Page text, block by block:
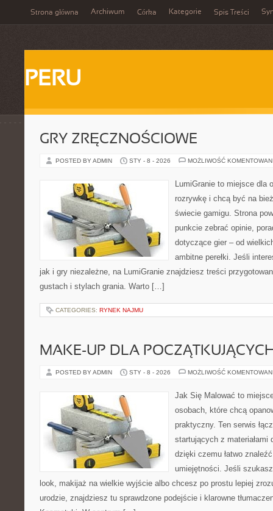
Strona główna Archiwum Córka Kategorie Spis Treści
PERU
GRY ZRĘCZNOŚCIOWE
POSTED BY ADMIN STY - 8 - 2026 MOŻLIWOŚĆ
LumiGranie to miejsce dla
rozrywkę i chcą być na
świecie gamigu. Strona
punkcie zebrać opinie,
dotyczące gier – od
ambitne perełki. Jeśli
jak i gry niezależne, na LumiGranie znajdziesz treści
gustach i stylach grania. Warto […]
CATEGORIES: RYNEK NAJMU
MAKE-UP DLA
POSTED BY ADMIN STY - 8 - 2026 MOŻLIWOŚĆ
Jak Się Malować to
osobach, które chcą
praktyczny. Ten serwis
startujących z materiałami
dzięki czemu łatwo
umiejętności. Jeśli
look, makijaż na wielkie wyjście albo chcesz po prostu lepiej
urodzie, znajdziesz tu sprawdzone podejście i klarowne